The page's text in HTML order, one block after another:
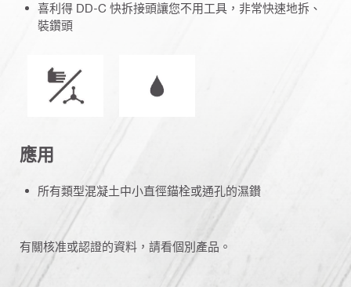
喜利得 DD-C 快拆接頭讓您不用工具，非常快速地拆、
裝鑽頭
操作模式
應用
所有類型混凝土中小直徑錨栓或通孔的濕鑚
有關核准或認證的資料，請看個別產品。